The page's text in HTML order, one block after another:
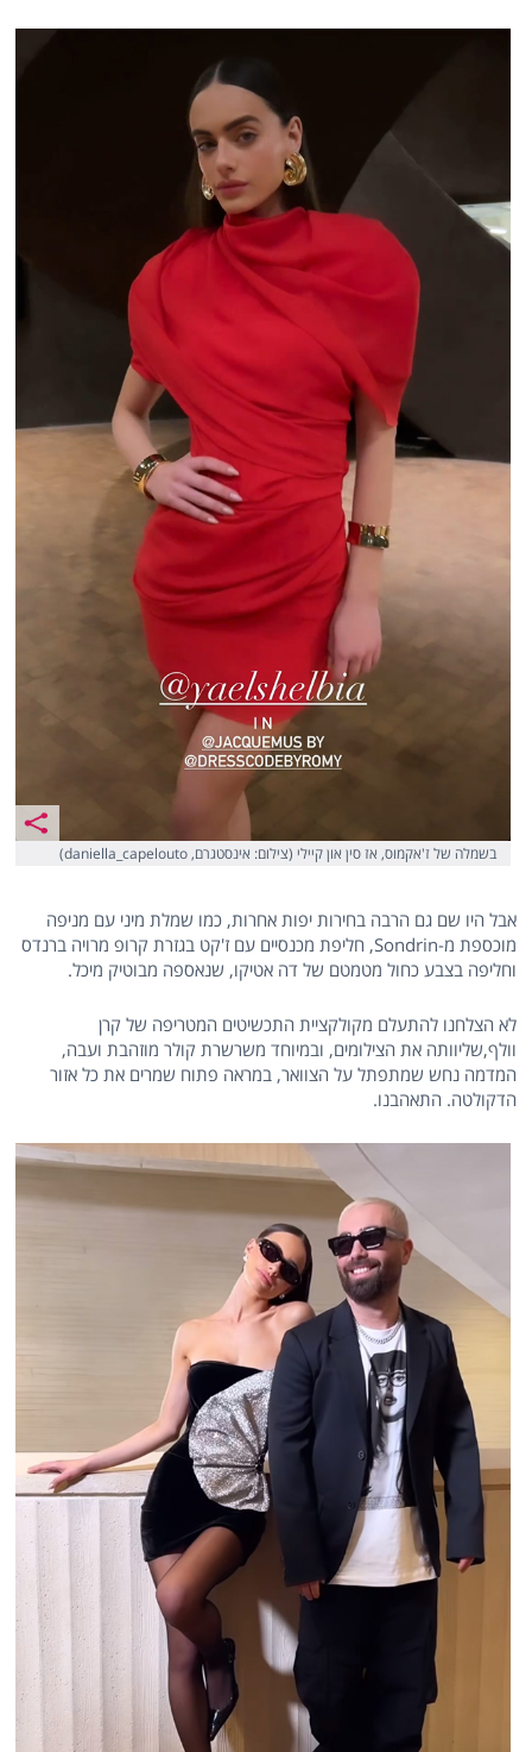
בשמלה של ז'אקמוס, אז סין און קיילי (צילום: אינסטגרם, daniella_capelouto)
אבל היו שם גם הרבה בחירות יפות אחרות, כמו שמלת מיני עם מניפה
מוכספת מ-Sondrin, חליפת מכנסיים עם ז'קט בגזרת קרופ מרויה ברנדס
וחליפה בצבע כחול מטמטם של דה אטיקו, שנאספה מבוטיק מיכל.
לא הצלחנו להתעלם מקולקציית התכשיטים המטריפה של קרן
וולף,שליוותה את הצילומים, ובמיוחד משרשרת קולר מוזהבת ועבה,
המדמה נחש שמתפתל על הצוואר, במראה פתוח שמרים את כל אזור
הדקולטה. התאהבנו.